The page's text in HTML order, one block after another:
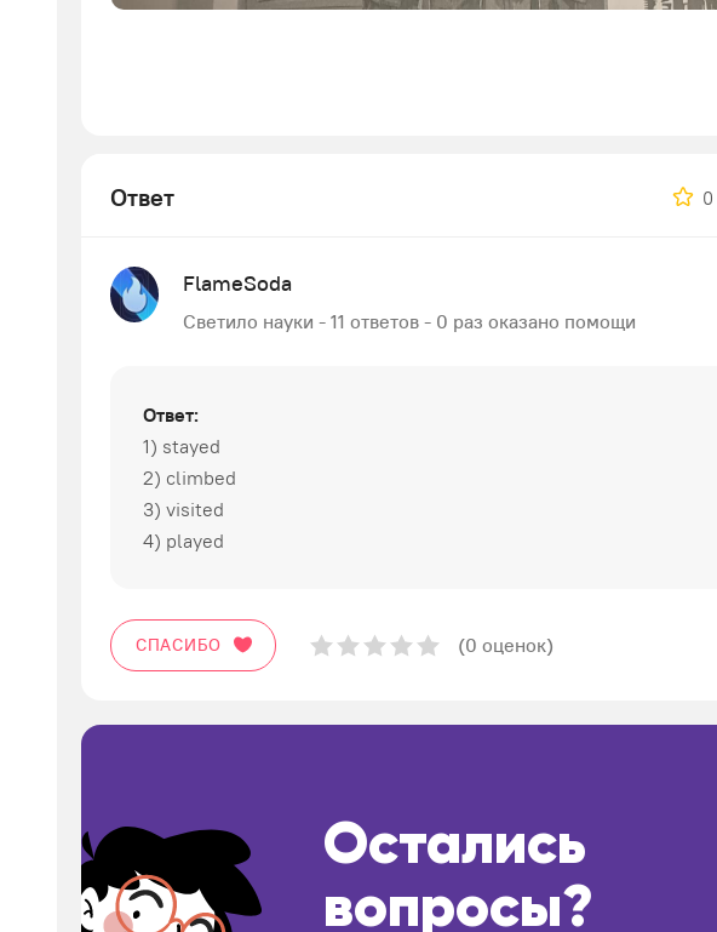
Ответ 0
FlameSoda
Светило науки - 11 ответов - 0 раз оказано помощи
Ответ:
1) stayed
2) climbed
3) visited
4) played
СПАСИБО (0 оценок)
Остались
вопросы?